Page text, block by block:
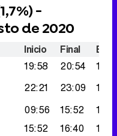
1,7%) -
de 2020
Inicio Final
19:58 20:54
22:21 23:09
09:56 15:52
15:52 16:40